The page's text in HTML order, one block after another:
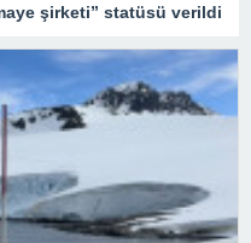
şirketi” statüsü verildi